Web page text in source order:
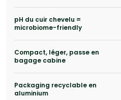
pH du cuir chevelu =
microbiome-friendly
Compact, léger, passe en
bagage cabine
Packaging recyclable en
aluminium